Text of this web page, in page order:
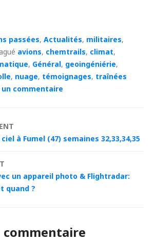
passées, Actualités, militaires,
avions, chemtrails, climat,
, Général, geoingéniérie,
, nuage, témoignages, traînées
commentaire
à Fumel (47) semaines 32,33,34,35
un appareil photo & Flightradar:
quand ?
commentaire